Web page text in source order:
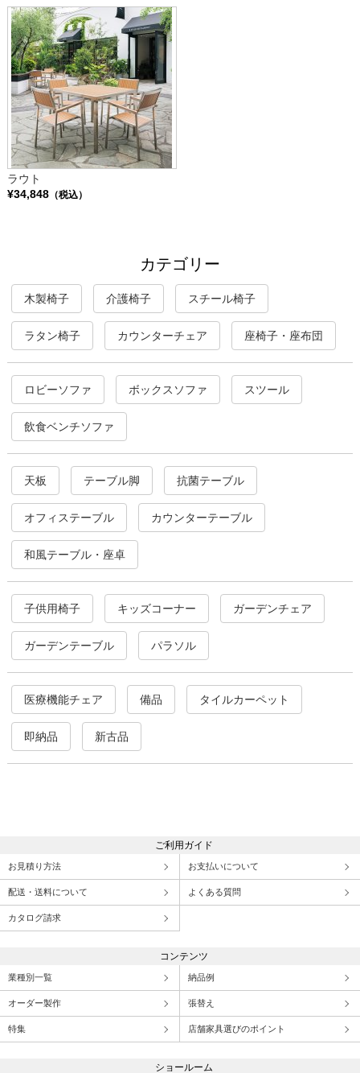
ラウト
¥34,848（税込）
カテゴリー
木製椅子 介護椅子 スチール椅子
ラタン椅子 カウンターチェア 座椅子・座布団
ロビーソファ ボックスソファ スツール
飲食ベンチソファ
天板 テーブル脚 抗菌テーブル
オフィステーブル カウンターテーブル
和風テーブル・座卓
子供用椅子 キッズコーナー ガーデンチェア
ガーデンテーブル パラソル
医療機能チェア 備品 タイルカーペット
即納品 新古品
ご利用ガイド
お見積り方法 お支払いについて
配送・送料について よくある質問
カタログ請求
コンテンツ
業種別一覧 納品例
オーダー製作 張替え
特集 店舗家具選びのポイント
ショールーム